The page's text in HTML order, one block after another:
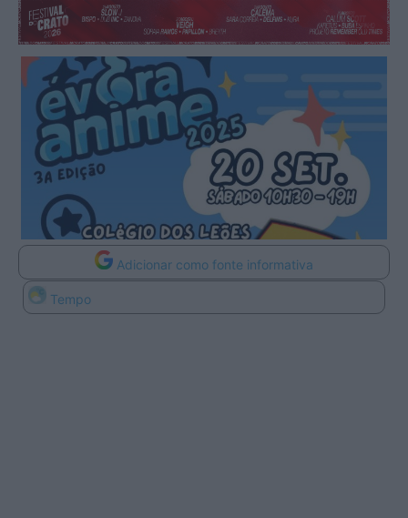
Adicionar como fonte informativa
Tempo